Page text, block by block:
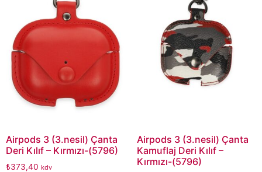
Airpods 3 (3.nesil) Çanta
Deri Kılıf – Kırmızı-(5796)
₺373,40 kdv
Airpods 3 (3.nesil) Çanta
Kamuflaj Deri Kılıf –
Kırmızı-(5796)